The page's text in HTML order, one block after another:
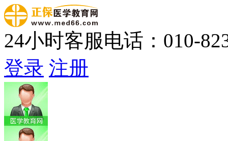
24小时客服电话：010-
登录 注册